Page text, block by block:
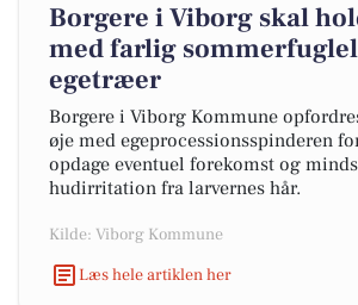
Borgere i Viborg skal
med farlig
egetræer
Borgere i Viborg Kommune
øje med egeprocessionsspinderen
opdage eventuel forekomst og
hudirritation fra larvernes hår.
Kilde: Viborg Kommune
Læs hele artiklen her